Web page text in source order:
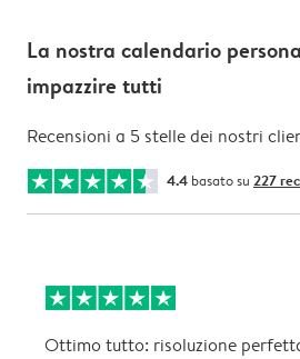
La nostra calendario
impazzire tutti
Recensioni a 5 stelle dei nostri
4.4 basato su 227
Ottimo tutto: risoluzione